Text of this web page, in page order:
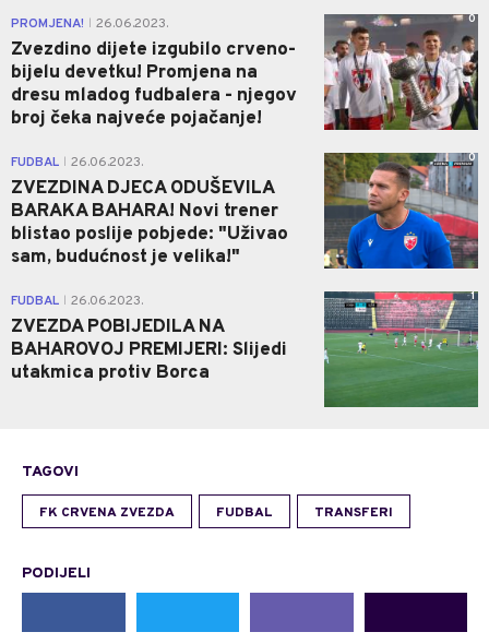
PROMJENA! 26.06.2023.
Zvezdino dijete izgubilo crveno-
bijelu devetku! Promjena na
dresu mladog fudbalera - njegov
broj čeka najveće pojačanje!
0
FUDBAL 26.06.2023.
ZVEZDINA DJECA ODUŠEVILA
BARAKA BAHARA! Novi trener
blistao poslije pobjede: "Uživao
sam, budućnost je velika!"
0
FUDBAL 26.06.2023.
ZVEZDA POBIJEDILA NA
BAHAROVOJ PREMIJERI: Slijedi
utakmica protiv Borca
1
TAGOVI
FK CRVENA ZVEZDA FUDBAL TRANSFERI
PODIJELI